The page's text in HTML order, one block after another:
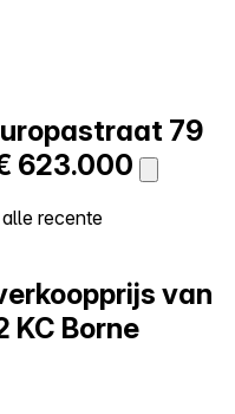
79
623.000
recente
van
KC Borne